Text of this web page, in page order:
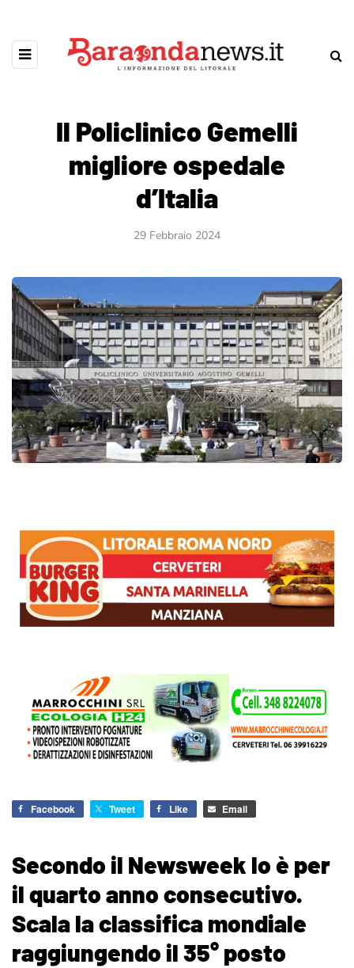
Il Policlinico Gemelli
migliore ospedale
d’Italia
29 Febbraio 2024
Facebook Tweet Like Email
Secondo il Newsweek lo è per
il quarto anno consecutivo.
Scala la classifica mondiale
raggiungendo il 35° posto